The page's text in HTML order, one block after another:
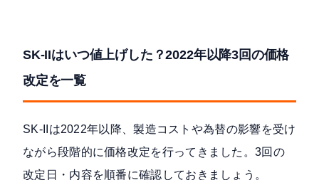
SK-IIはいつ値上げした？2022年以降3回の価格
改定を一覧
SK-IIは2022年以降、製造コストや為替の影響を受け
ながら段階的に価格改定を行ってきました。3回の
改定日・内容を順番に確認しておきましょう。